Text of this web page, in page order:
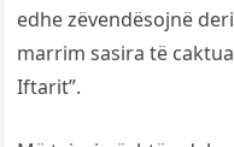
edhe zëvendësojnë
marrim sasira të
Iftarit”.